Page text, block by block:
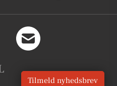
Tilmeld nyhedsbrev